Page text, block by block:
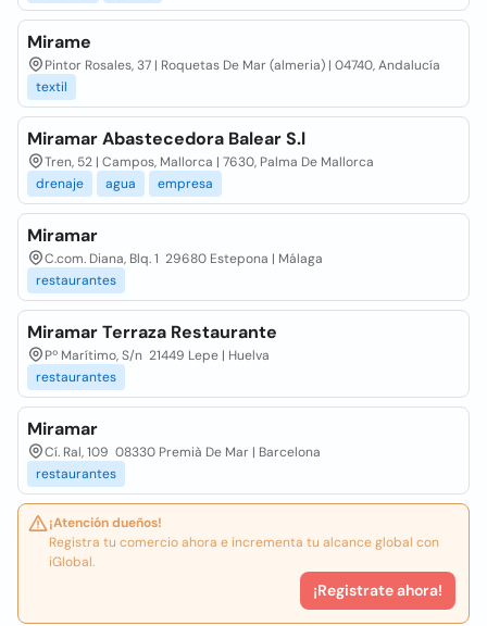
Mirame
Pintor Rosales, 37 | Roquetas De Mar (almeria) | 04740, Andalucía
textil
Miramar Abastecedora Balear S.l
Tren, 52 | Campos, Mallorca | 7630, Palma De Mallorca
drenaje
agua empresa
Miramar
C.com. Diana, Blq. 1 29680 Estepona | Málaga
restaurantes
Miramar Terraza Restaurante
Pº Marítimo, S/n 21449 Lepe | Huelva
restaurantes
Miramar
Cí. Ral, 109 08330 Premià De Mar | Barcelona
restaurantes
¡Atención dueños!
Registra tu comercio ahora e incrementa tu alcance global con
iGlobal.
¡Registrate ahora!